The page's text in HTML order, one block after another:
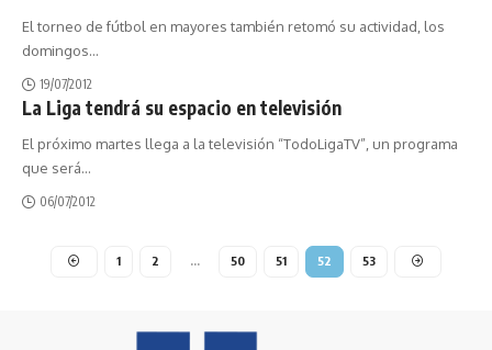
El torneo de fútbol en mayores también retomó su actividad, los
domingos…
19/07/2012
La Liga tendrá su espacio en televisión
El próximo martes llega a la televisión “TodoLigaTV”, un programa
que será…
06/07/2012
1 2 … 50 51 52 53